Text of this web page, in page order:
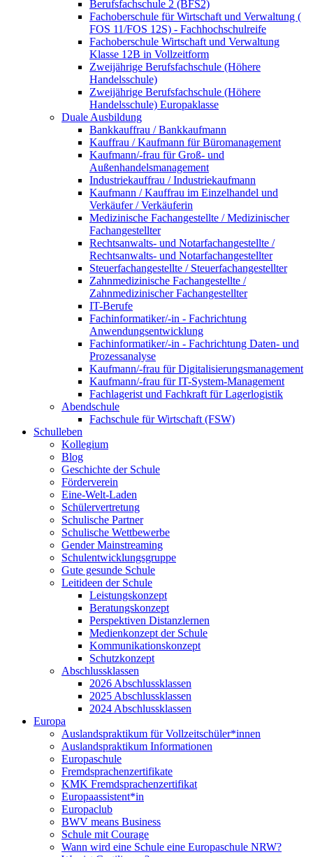
Berufsfachschule 2 (BFS2)
Fachoberschule für Wirtschaft und Verwaltung (
FOS 11/FOS 12S) - Fachhochschulreife
Fachoberschule Wirtschaft und Verwaltung
Klasse 12B in Vollzeitform
Zweijährige Berufsfachschule (Höhere
Handelsschule)
Zweijährige Berufsfachschule (Höhere
Handelsschule) Europaklasse
Duale Ausbildung
Bankkauffrau / Bankkaufmann
Kauffrau / Kaufmann für Büromanagement
Kaufmann/-frau für Groß- und
Außenhandelsmanagement
Industriekauffrau / Industriekaufmann
Kaufmann / Kauffrau im Einzelhandel und
Verkäufer / Verkäuferin
Medizinische Fachangestellte / Medizinischer
Fachangestellter
Rechtsanwalts- und Notarfachangestellte /
Rechtsanwalts- und Notarfachangestellter
Steuerfachangestellte / Steuerfachangestellter
Zahnmedizinische Fachangestellte /
Zahnmedizinischer Fachangestellter
IT-Berufe
Fachinformatiker/-in - Fachrichtung
Anwendungsentwicklung
Fachinformatiker/-in - Fachrichtung Daten- und
Prozessanalyse
Kaufmann/-frau für Digitalisierungsmanagement
Kaufmann/-frau für IT-System-Management
Fachlagerist und Fachkraft für Lagerlogistik
Abendschule
Fachschule für Wirtschaft (FSW)
Schulleben
Kollegium
Blog
Geschichte der Schule
Förderverein
Eine-Welt-Laden
Schülervertretung
Schulische Partner
Schulische Wettbewerbe
Gender Mainstreaming
Schulentwicklungsgruppe
Gute gesunde Schule
Leitideen der Schule
Leistungskonzept
Beratungskonzept
Perspektiven Distanzlernen
Medienkonzept der Schule
Kommunikationskonzept
Schutzkonzept
Abschlussklassen
2026 Abschlussklassen
2025 Abschlussklassen
2024 Abschlussklassen
Europa
Auslandspraktikum für Vollzeitschüler*innen
Auslandspraktikum Informationen
Europaschule
Fremdsprachenzertifikate
KMK Fremdsprachenzertifikat
Europaassistent*in
Europaclub
BWV means Business
Schule mit Courage
Wann wird eine Schule eine Europaschule NRW?